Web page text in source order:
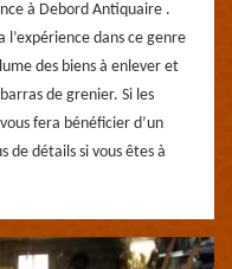
à Debord Antiquaire .
l’expérience dans ce genre
des biens à enlever et
de grenier. Si les
fera bénéficier d’un
de détails si vous êtes à